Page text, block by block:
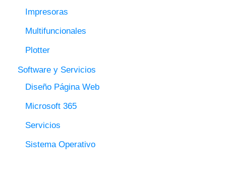
Impresoras
Multifuncionales
Plotter
Software y Servicios
Diseño Página Web
Microsoft 365
Servicios
Sistema Operativo